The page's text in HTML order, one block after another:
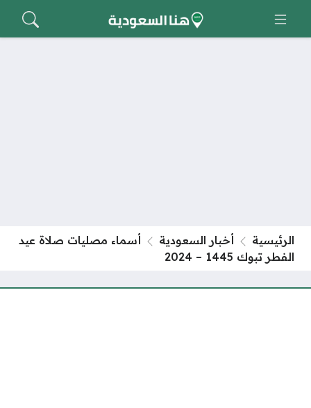
الرئيسية أخبار السعودية
أسماء مصليات صلاة عيد
الفطر تبوك 1445 – 2024